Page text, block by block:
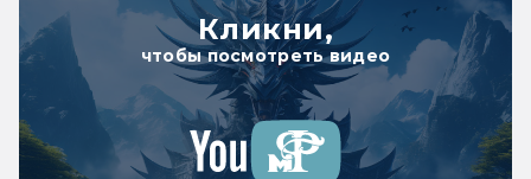
Кликни,
чтобы посмотреть видео